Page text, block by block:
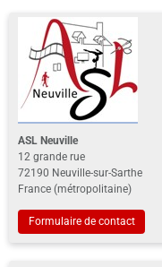
ASL Neuville
12 grande rue
72190 Neuville-sur-Sarthe
France (métropolitaine)
Formulaire de contact